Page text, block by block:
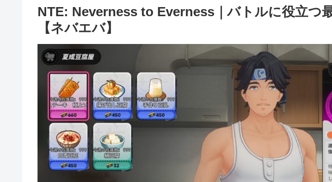
NTE: Neverness to Everness｜バトルに役立つ
【ネバエバ】